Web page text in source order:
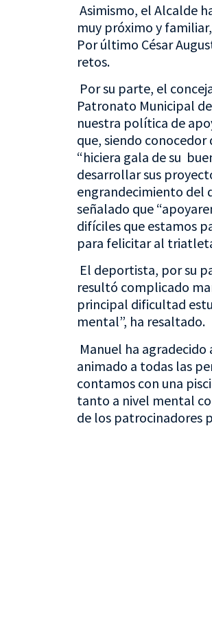
Asimismo, el Alcalde
muy próximo y
Por último César
retos.
Por su parte, el
Patronato Municipal
nuestra política de
que, siendo
“hiciera gala de su
desarrollar sus
engrandecimiento del
señalado que
difíciles que estamos
para felicitar al
El deportista, por su
resultó complicado
principal dificultad
mental”, ha resaltado.
Manuel ha
animado a todas las
contamos con una
tanto a nivel mental
de los patrocinadores